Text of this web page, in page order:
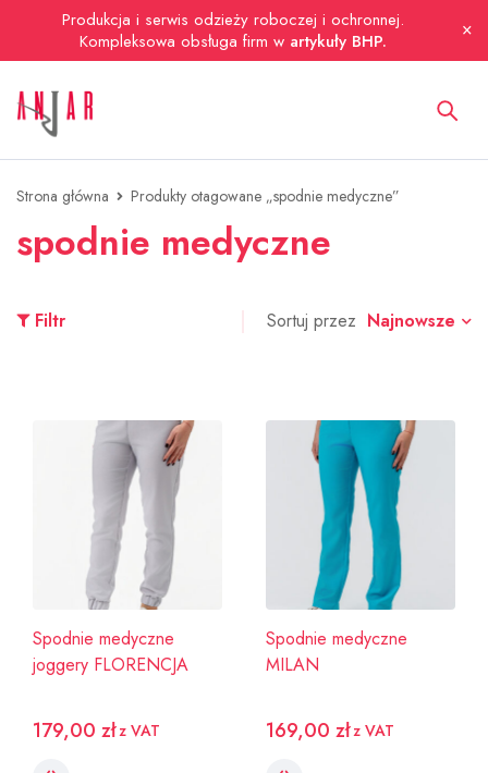
Produkcja i serwis odzieży roboczej i ochronnej.
Kompleksowa obsługa firm w artykuły BHP.
Strona główna Produkty otagowane „spodnie medyczne”
spodnie medyczne
Filtr Sortuj przez Najnowsze
Spodnie medyczne
joggery FLORENCJA
179,00 złz VAT
Spodnie medyczne
MILAN
169,00 złz VAT